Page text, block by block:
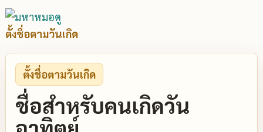
ตั้งชื่อตามวันเกิด
ตั้งชื่อตามวันเกิด
ชื่อสำหรับคนเกิดวัน